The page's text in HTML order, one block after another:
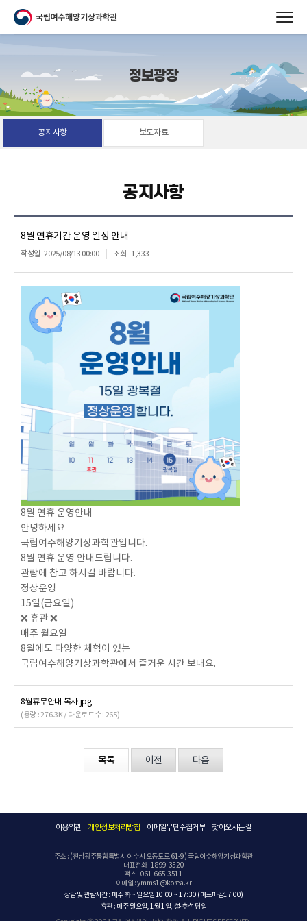
정보광장
공지사항 보도자료
공지사항
8월 연휴기간 운영 일정 안내
작성일 2025/08/13 00:00 조회 1,333
8월 연휴 운영안내
안녕하세요
국립여수해양기상과학관입니다.
8월 연휴 운영 안내드립니다.
관람에 참고 하시길 바랍니다.
정상운영
15일(금요일)
❌ 휴관 ❌
매주 월요일
8월에도 다양한 체험이 있는
국립여수해양기상과학관에서 즐거운 시간 보내요.
8월휴무안내 복사.jpg
(용량 : 276.3K / 다운로드수 : 265)
목록 이전 다음
이용약관 개인정보처리방침 이메일무단수집거부 찾아오시는 길
주소 : (전남광주통합특별시 여수시 오동도로 61-9) 국립여수해양기상과학관
대표전화 : 1899-3520
팩스 : 061-665-3511
이메일 : ymms1@korea.kr
상담 및 관람시간 : 매주 화 ~ 일요일 10:00 ~ 17:30 (매표마감17:00)
휴관 : 매주 월요일, 1월 1일, 설·추석 당일